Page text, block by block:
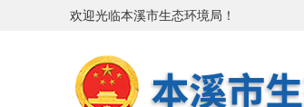
欢迎光临本溪市生态环境局 ！